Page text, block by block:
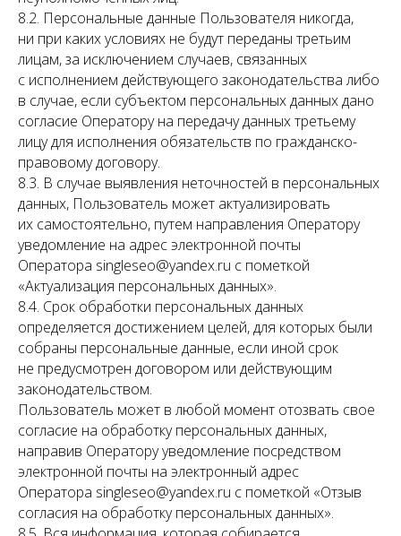
8.2. Персональные данные Пользователя никогда,
ни при каких условиях не будут переданы третьим
лицам, за исключением случаев, связанных
с исполнением действующего законодательства либо
в случае, если субъектом персональных данных дано
согласие Оператору на передачу данных третьему
лицу для исполнения обязательств по гражданско-
правовому договору.
8.3. В случае выявления неточностей в персональных
данных, Пользователь может актуализировать
их самостоятельно, путем направления Оператору
уведомление на адрес электронной почты
Оператора singleseo@yandex.ru с пометкой
«Актуализация персональных данных».
8.4. Срок обработки персональных данных
определяется достижением целей, для которых были
собраны персональные данные, если иной срок
не предусмотрен договором или действующим
законодательством.
Пользователь может в любой момент отозвать свое
согласие на обработку персональных данных,
направив Оператору уведомление посредством
электронной почты на электронный адрес
Оператора singleseo@yandex.ru с пометкой «Отзыв
согласия на обработку персональных данных».